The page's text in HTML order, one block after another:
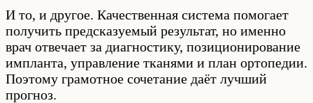
И то, и другое. Качественная система помогает
получить предсказуемый результат, но именно
врач отвечает за диагностику, позиционирование
импланта, управление тканями и план ортопедии.
Поэтому грамотное сочетание даёт лучший
прогноз.